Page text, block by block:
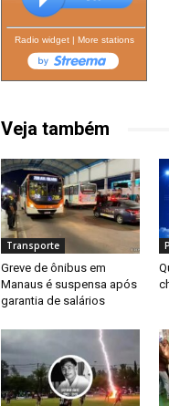
Radio widget| More stations
Veja também
Transporte
Greve de ônibus em
Manaus é suspensa após
garantia de salários